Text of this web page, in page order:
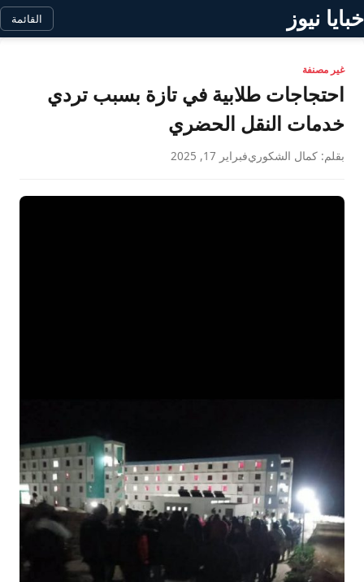
خبايا نيوز القائمة
غير مصنفة
احتجاجات طلابية في تازة بسبب تردي
خدمات النقل الحضري
بقلم: كمال الشكوريفبراير 17, 2025